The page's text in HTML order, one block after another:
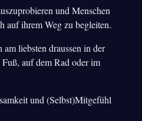
und Menschen
auf ihrem Weg zu begleiten.
liebsten draussen in der
auf dem Rad oder im
und (Selbst)Mitgefühl